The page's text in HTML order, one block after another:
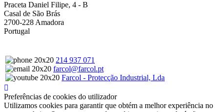
Praceta Daniel Filipe, 4 - B
Casal de São Brás
2700-228 Amadora
Portugal
214 937 071
farcol@farcol.pt
Farcol - Protecção Industrial, Lda
Preferências de cookies do utilizador
Utilizamos cookies para garantir que obtém a melhor experiência no